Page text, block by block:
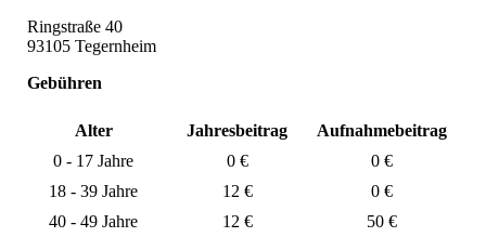
Ringstraße 40
93105 Tegernheim
Gebühren
Alter Jahresbeitrag
Aufnahmebeitrag
0 - 17 Jahre
0 €
0 €
18 - 39 Jahre
12 €
0 €
40 - 49 Jahre
12 €
50 €